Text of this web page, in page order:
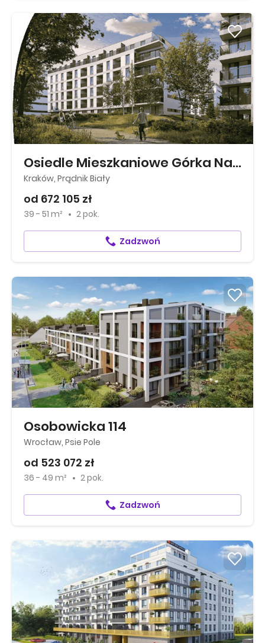
Osiedle Mieszkaniowe Górka Narodowa
Kraków, Prądnik Biały
od 672 105 zł
39 - 51 m² 2 pok.
Zadzwoń
Osobowicka 114
Wrocław, Psie Pole
od 523 072 zł
36 - 49 m² 2 pok.
Zadzwoń